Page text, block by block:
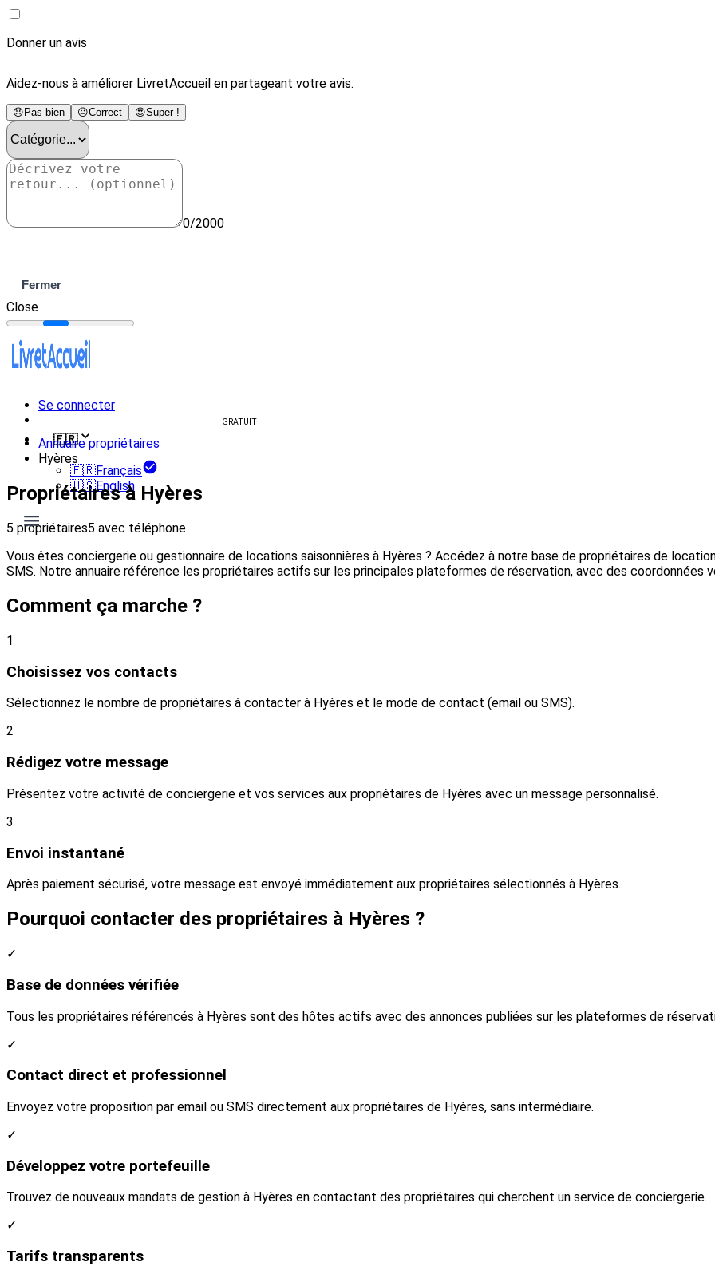
Donner un avis
Aidez-nous à améliorer LivretAccueil en partageant votre avis.
😞 Pas bien 😐Correct 😍Super !
0/2000
Fermer
Close
Se connecter
GRATUIT
🇫🇷
🇫🇷Français
🇺🇸English
Annuaire propriétaires
Hyères
Propriétaires à Hyères
5 propriétaires5 avec téléphone
Vous êtes conciergerie ou gestionnaire de locations saisonnières à Hyères ? Accédez à notre base de propriétaires de
SMS. Notre annuaire référence les propriétaires actifs sur les principales plateformes de réservation, avec des coordonnées
Comment ça marche ?
1
Choisissez vos contacts
Sélectionnez le nombre de propriétaires à contacter à Hyères et le mode de contact (email ou SMS).
2
Rédigez votre message
Présentez votre activité de conciergerie et vos services aux propriétaires de Hyères avec un message personnalisé.
3
Envoi instantané
Après paiement sécurisé, votre message est envoyé immédiatement aux propriétaires sélectionnés à Hyères.
Pourquoi contacter des propriétaires à Hyères ?
✓
Base de données vérifiée
Tous les propriétaires référencés à Hyères sont des hôtes actifs avec des annonces publiées sur les plateformes de
✓
Contact direct et professionnel
Envoyez votre proposition par email ou SMS directement aux propriétaires de Hyères, sans intermédiaire.
✓
Développez votre portefeuille
Trouvez de nouveaux mandats de gestion à Hyères en contactant des propriétaires qui cherchent un service de conciergerie.
✓
Tarifs transparents